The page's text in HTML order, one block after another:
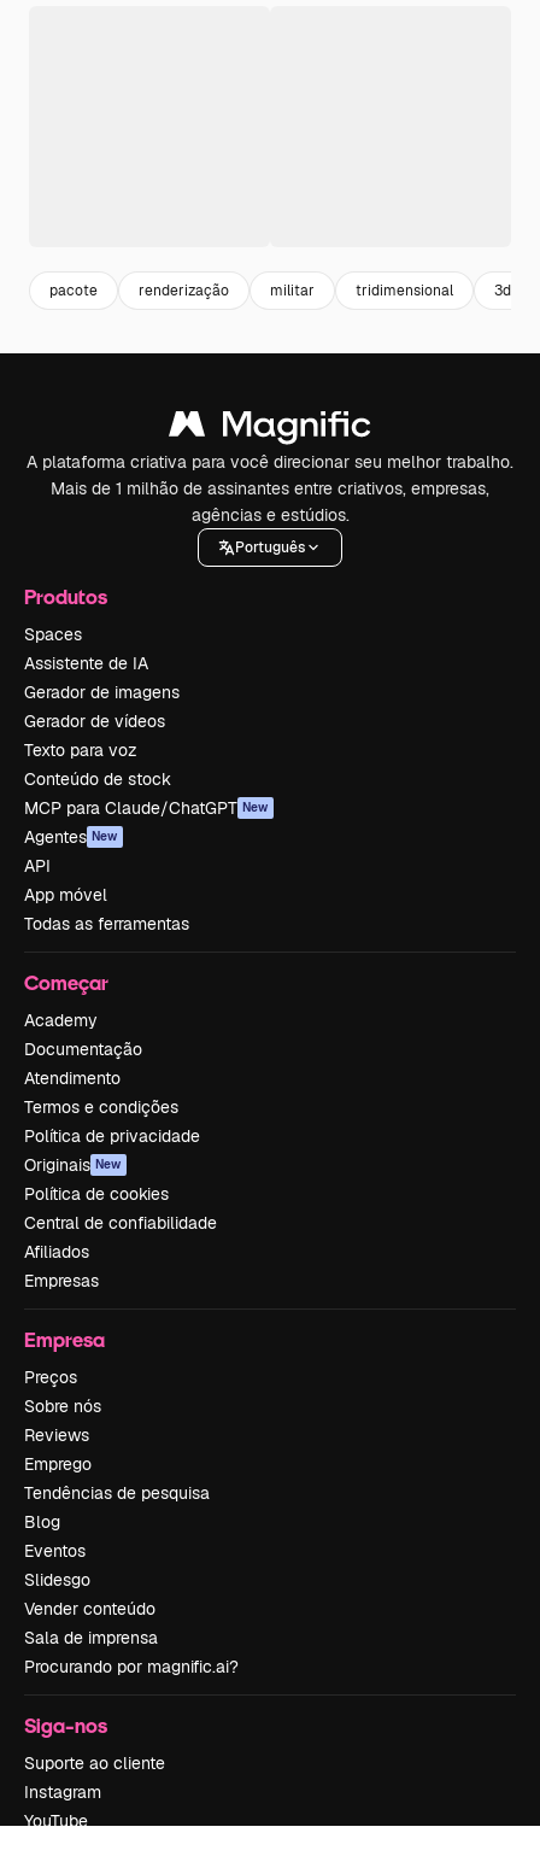
pacote renderização militar tridimensional 3d
A plataforma criativa para você direcionar seu melhor trabalho.
Mais de 1 milhão de assinantes entre criativos, empresas,
agências e estúdios.
Português
Produtos
Spaces
Assistente de IA
Gerador de imagens
Gerador de vídeos
Texto para voz
Conteúdo de stock
MCP para Claude/ChatGPT New
Agentes New
API
App móvel
Todas as ferramentas
Começar
Academy
Documentação
Atendimento
Termos e condições
Política de privacidade
Originais New
Política de cookies
Central de confiabilidade
Afiliados
Empresas
Empresa
Preços
Sobre nós
Reviews
Emprego
Tendências de pesquisa
Blog
Eventos
Slidesgo
Vender conteúdo
Sala de imprensa
Procurando por magnific.ai?
Siga-nos
Suporte ao cliente
Instagram
YouTube